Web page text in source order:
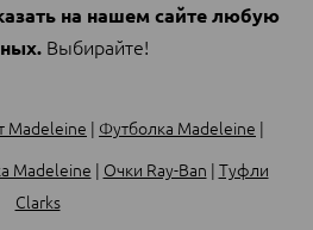
на нашем сайте любую
Выбирайте!
Madeleine | Футболка Madeleine |
Madeleine | Очки Ray-Ban | Туфли
Clarks